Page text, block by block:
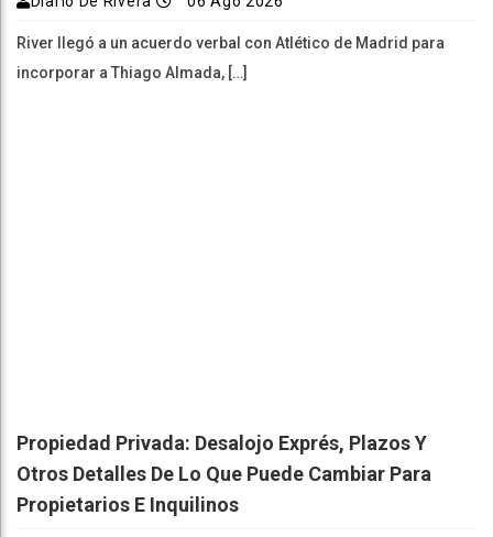
River llegó a un acuerdo verbal con Atlético de Madrid para
incorporar a Thiago Almada, […]
Propiedad Privada: Desalojo Exprés, Plazos Y
Otros Detalles De Lo Que Puede Cambiar Para
Propietarios E Inquilinos